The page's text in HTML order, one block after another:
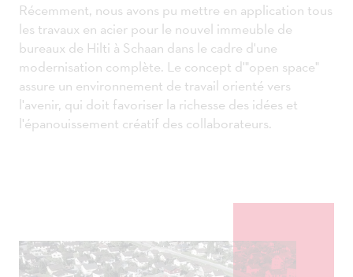
Récemment, nous avons pu mettre en application tous
les travaux en acier pour le nouvel immeuble de
bureaux de Hilti à Schaan dans le cadre d'une
modernisation complète. Le concept d'"open space"
assure un environnement de travail orienté vers
l'avenir, qui doit favoriser la richesse des idées et
l'épanouissement créatif des collaborateurs.